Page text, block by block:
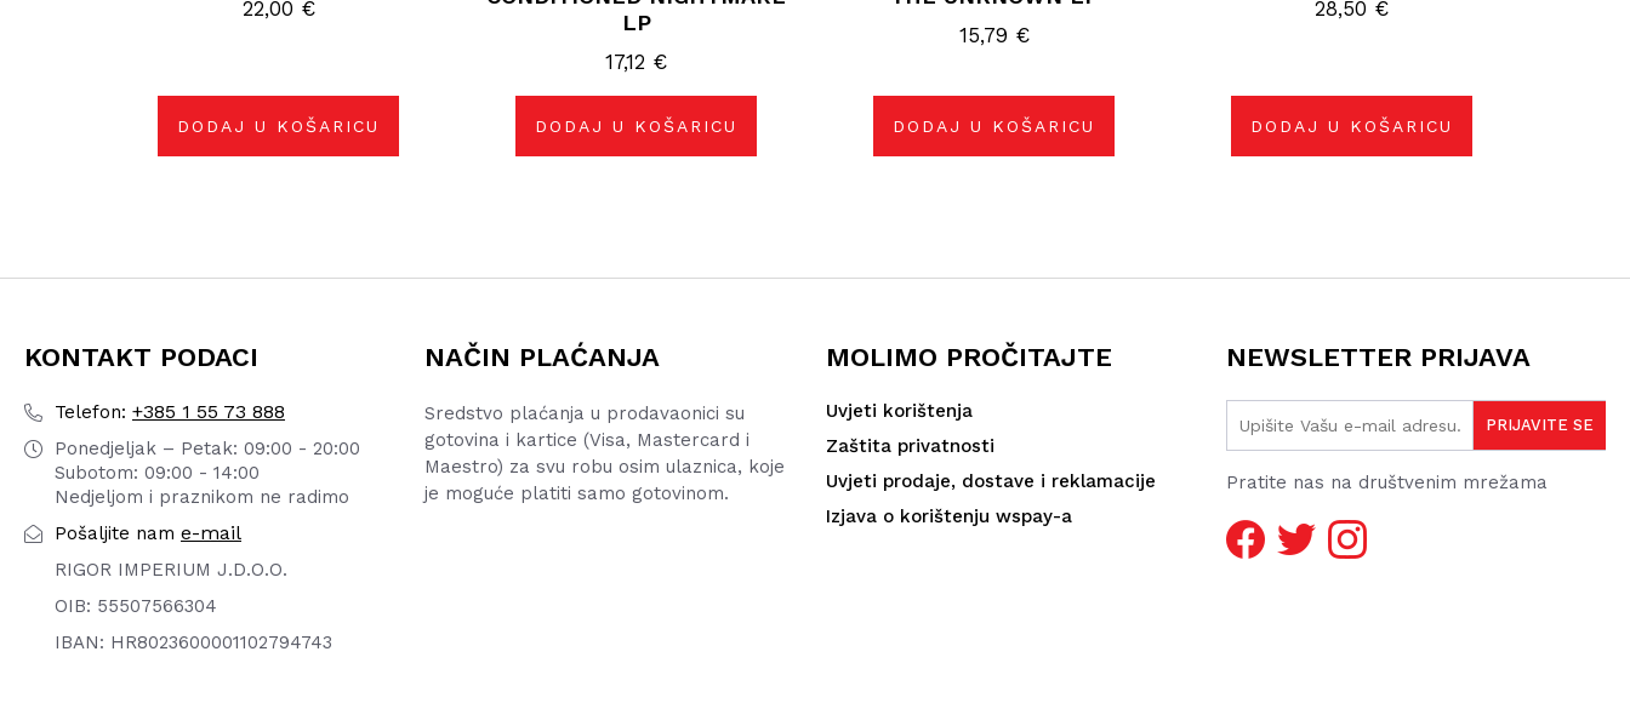
22,00 €
DODAJ U KOŠARICU
LP
17,12 €
DODAJ U KOŠARICU
15,79 €
DODAJ U KOŠARICU
28,50 €
DODAJ U KOŠARICU
KONTAKT PODACI
Telefon: +385 1 55 73 888
Ponedjeljak – Petak: 09:00 - 20:00
Subotom: 09:00 - 14:00
Nedjeljom i praznikom ne radimo
Pošaljite nam e-mail
RIGOR IMPERIUM J.D.O.O.
OIB: 55507566304
IBAN: HR8023600001102794743
NAČIN PLAĆANJA
Sredstvo plaćanja u prodavaonici su
gotovina i kartice (Visa, Mastercard i
Maestro) za svu robu osim ulaznica, koje
je moguće platiti samo gotovinom.
MOLIMO PROČITAJTE
Uvjeti korištenja
Zaštita privatnosti
Uvjeti prodaje, dostave i reklamacije
Izjava o korištenju wspay-a
NEWSLETTER PRIJAVA
Pratite nas na društvenim mrežama